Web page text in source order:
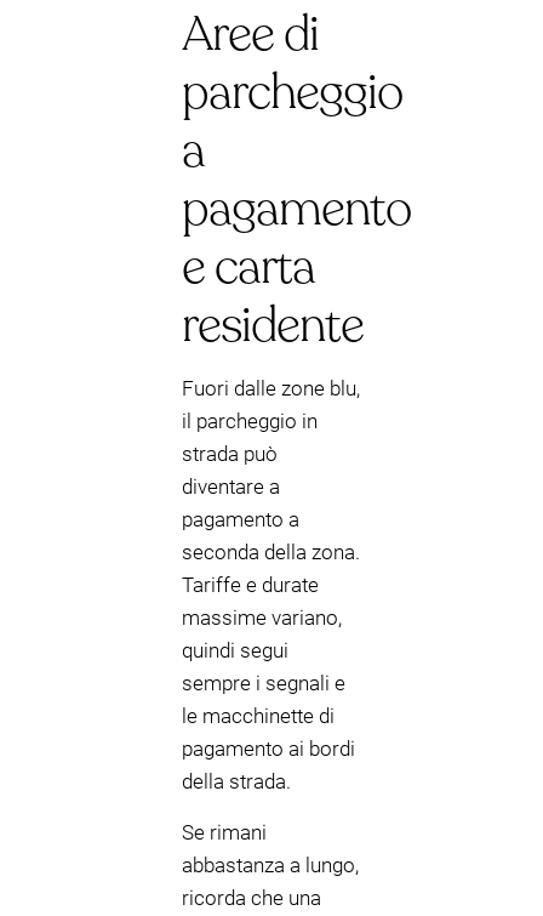
Aree di
parcheggio
a
pagamento
e carta
residente
Fuori dalle zone blu,
il parcheggio in
strada può
diventare a
pagamento a
seconda della zona.
Tariffe e durate
massime variano,
quindi segui
sempre i segnali e
le macchinette di
pagamento ai bordi
della strada.
Se rimani
abbastanza a lungo,
ricorda che una